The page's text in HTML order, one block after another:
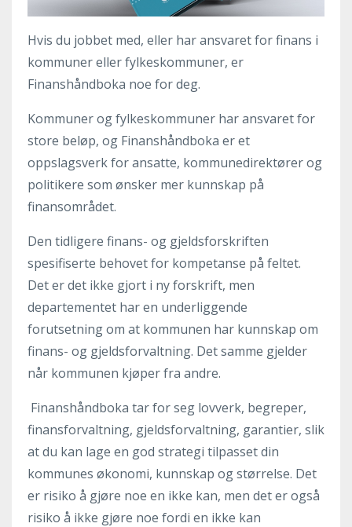
Hvis du jobbet med, eller har ansvaret for finans i
kommuner eller fylkeskommuner, er
Finanshåndboka noe for deg.
Kommuner og fylkeskommuner har ansvaret for
store beløp, og Finanshåndboka er et
oppslagsverk for ansatte, kommunedirektører og
politikere som ønsker mer kunnskap på
finansområdet.
Den tidligere finans- og gjeldsforskriften
spesifiserte behovet for kompetanse på feltet.
Det er det ikke gjort i ny forskrift, men
departementet har en underliggende
forutsetning om at kommunen har kunnskap om
finans- og gjeldsforvaltning. Det samme gjelder
når kommunen kjøper fra andre.
Finanshåndboka tar for seg lovverk, begreper,
finansforvaltning, gjeldsforvaltning, garantier, slik
at du kan lage en god strategi tilpasset din
kommunes økonomi, kunnskap og størrelse. Det
er risiko å gjøre noe en ikke kan, men det er også
risiko å ikke gjøre noe fordi en ikke kan